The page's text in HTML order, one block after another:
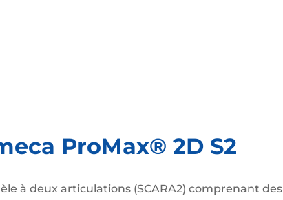
ProMax® 2D S2
à deux articulations (SCARA2) comprenant des